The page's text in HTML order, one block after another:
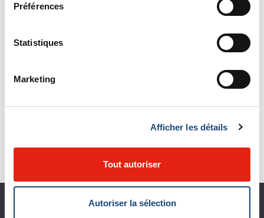
Préférences
Statistiques
Marketing
Afficher les détails
Tout autoriser
Autoriser la sélection
Voir tous les événements
À propos du CUSM